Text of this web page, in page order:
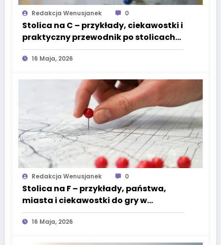
Redakcja Wenusjanek 0
Stolica na C – przykłady, ciekawostki i
praktyczny przewodnik po stolicach
świata
16 Maja, 2026
Redakcja Wenusjanek 0
Stolica na F – przykłady, państwa,
miasta i ciekawostki do gry w
państwa-miasta
16 Maja, 2026